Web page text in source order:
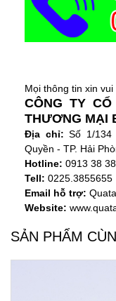
Mọi thông tin xin
CÔNG TY
THƯƠNG MẠI
Địa chỉ: Số 1/
Quyền - TP. Hải
Hotline: 0913 38
Tell: 0225.3855655
Email hỗ trợ:
Website:
SẢN PHẨM